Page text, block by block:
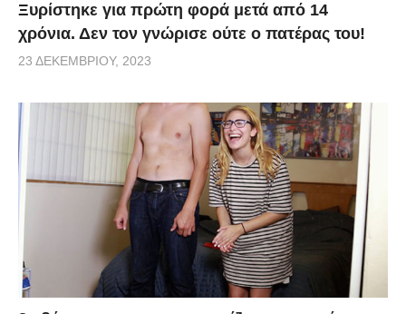
Ξυρίστηκε για πρώτη φορά μετά από 14
χρόνια. Δεν τον γνώρισε ούτε ο πατέρας του!
23 ΔΕΚΕΜΒΡΊΟΥ, 2023